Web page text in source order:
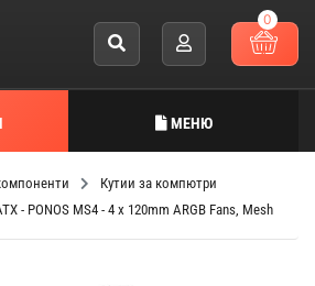
0
МЕНЮ
Кутии за компютри
- PONOS MS4 - 4 x 120mm ARGB Fans, Mesh